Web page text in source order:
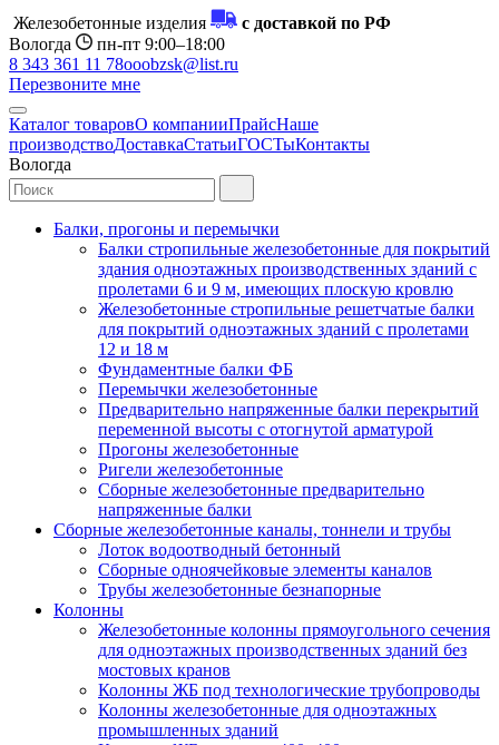
Железобетонные изделия
с доставкой по РФ
Вологда
пн-пт 9:00–18:00
8 343 361 11 78ooobzsk@list.ru
Перезвоните мне
Каталог товаровО компанииПрайсНаше
производствоДоставкаСтатьиГОСТыКонтакты
Вологда
Балки, прогоны и перемычки
Балки стропильные железобетонные для покрытий
здания одноэтажных производственных зданий с
пролетами 6 и 9 м, имеющих плоскую кровлю
Железобетонные стропильные решетчатые балки
для покрытий одноэтажных зданий с пролетами
12 и 18 м
Фундаментные балки ФБ
Перемычки железобетонные
Предварительно напряженные балки перекрытий
переменной высоты с отогнутой арматурой
Прогоны железобетонные
Ригели железобетонные
Сборные железобетонные предварительно
напряженные балки
Сборные железобетонные каналы, тоннели и трубы
Лоток водоотводный бетонный
Сборные одноячейковые элементы каналов
Трубы железобетонные безнапорные
Колонны
Железобетонные колонны прямоугольного сечения
для одноэтажных производственных зданий без
мостовых кранов
Колонны ЖБ под технологические трубопроводы
Колонны железобетонные для одноэтажных
промышленных зданий